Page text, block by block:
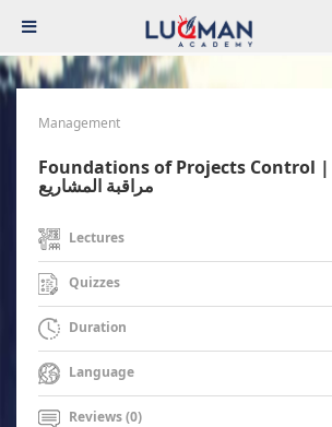
Management
Foundations of Projects Control | أسس ومهام
مراقبة المشاريع
Lectures
Quizzes
Duration
Language
Reviews (0)